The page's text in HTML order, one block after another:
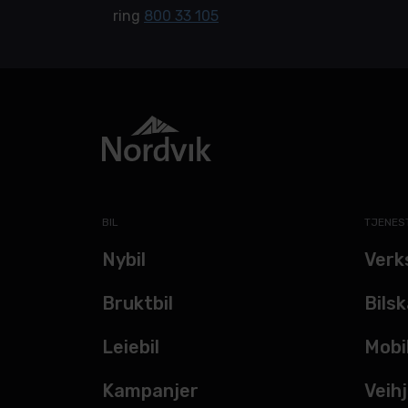
ring 800 33 105
BIL
Nybil
Bruktbil
Leiebil
Kampanjer